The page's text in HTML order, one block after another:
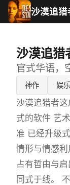
沙漠追猎
沙漠追猎
官式华语，
神作 娱乐
沙漠追猎者
式的软件 艺
准 已经升级
情形与情感
占有哲由与
同式于线。